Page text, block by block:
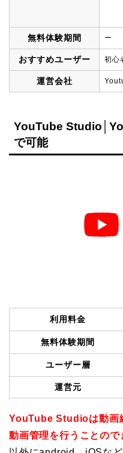
無料体験期間 ー
おすすめユーザー 初心
運営会社
YouTube
で可能
利用料金
無料体験期間
ユーザー層
運営元
YouTube Studioは動画
動画管理を行うことので